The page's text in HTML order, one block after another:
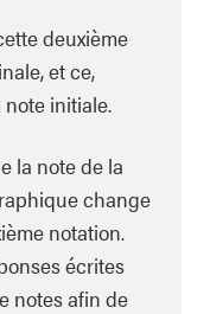
deuxième
et ce,
initiale.
la note de la
change
notation.
écrites
notes afin de